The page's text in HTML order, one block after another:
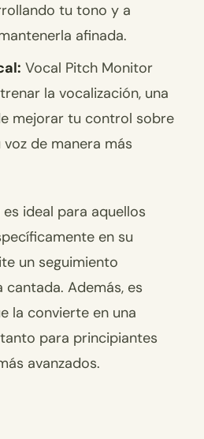
tu tono y a
afinada.
Vocal Pitch Monitor
la vocalización, una
mejorar tu control sobre
de manera más
ideal para aquellos
en su
un seguimiento
Además, es
la convierte en una
para principiantes
avanzados.